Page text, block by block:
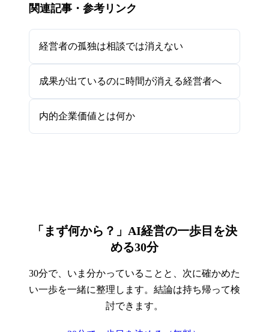
関連記事・参考リンク
経営者の孤独は相談では消えない
成果が出ているのに時間が消える経営者へ
内的企業価値とは何か
「まず何から？」AI経営の一歩目を決
める30分
30分で、いま分かっていることと、次に確かめた
い一歩を一緒に整理します。結論は持ち帰って検
討できます。